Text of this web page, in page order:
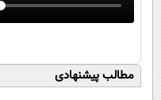
مطالب پیشنهادی